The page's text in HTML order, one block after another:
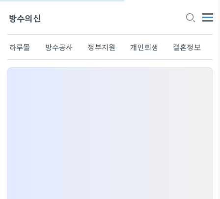
방수의신
하루몰 방수공사 정부지원 개인회생 결혼정보